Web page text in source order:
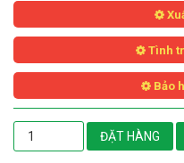
Tình
Bảo
ĐẶT HÀNG